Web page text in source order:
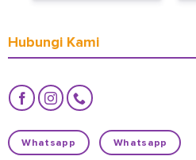
Hubungi Kami
Whatsapp Whatsapp